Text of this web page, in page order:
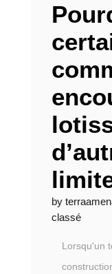
by
classé
Lorsqu'un